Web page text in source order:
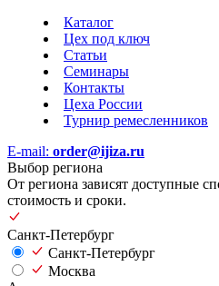
Каталог
Цех под ключ
Статьи
Семинары
Контакты
Цеха России
Турнир ремесленников
E-mail: order@ijiza.ru
Выбор региона
От региона зависят доступные
стоимость и сроки.
Санкт-Петербург
Санкт-Петербург
Москва